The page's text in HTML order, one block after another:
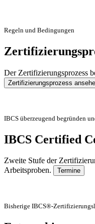
Regeln und Bedingungen
Der Zertifizierungsprozess
Zertifizierungsprozess
IBCS überzeugend begründen
IBCS Certified
Zweite Stufe der
Arbeitsproben.
Termine
Bisherige IBCS®-